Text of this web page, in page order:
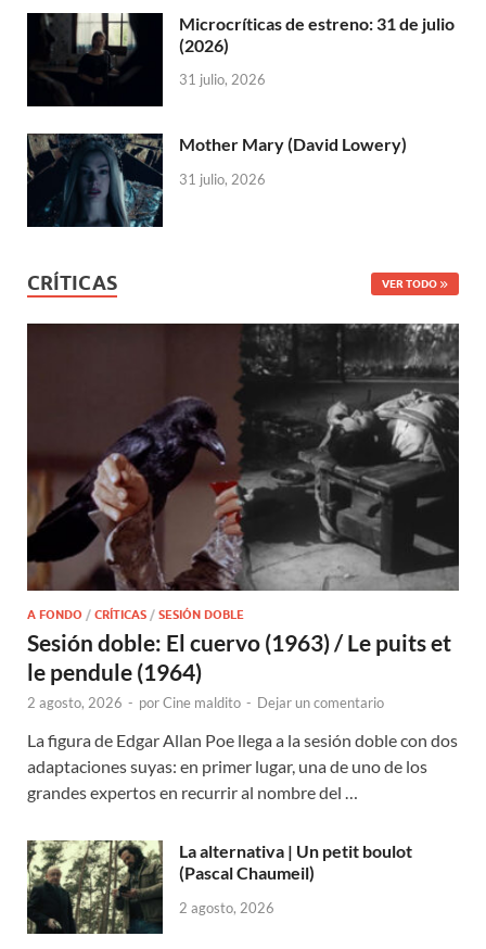
Microcríticas de estreno: 31 de julio
(2026)
31 julio, 2026
Mother Mary (David Lowery)
31 julio, 2026
CRÍTICAS VER TODO
A FONDO / CRÍTICAS / SESIÓN DOBLE
Sesión doble: El cuervo (1963) / Le puits et
le pendule (1964)
2 agosto, 2026 - porCine maldito - Dejar un comentario
La figura de Edgar Allan Poe llega a la sesión doble con dos
adaptaciones suyas: en primer lugar, una de uno de los
grandes expertos en recurrir al nombre del …
La alternativa | Un petit boulot
(Pascal Chaumeil)
2 agosto, 2026